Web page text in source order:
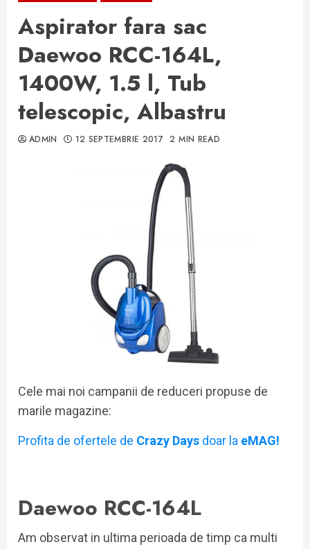
Aspirator fara sac
Daewoo RCC-164L,
1400W, 1.5 l, Tub
telescopic, Albastru
ADMIN 12 SEPTEMBRIE 2017 2 MIN READ
Cele mai noi campanii de reduceri propuse de
marile magazine:
Profita de ofertele de Crazy Days doar la eMAG!
Daewoo RCC-164L
Am observat in ultima perioada de timp ca multi